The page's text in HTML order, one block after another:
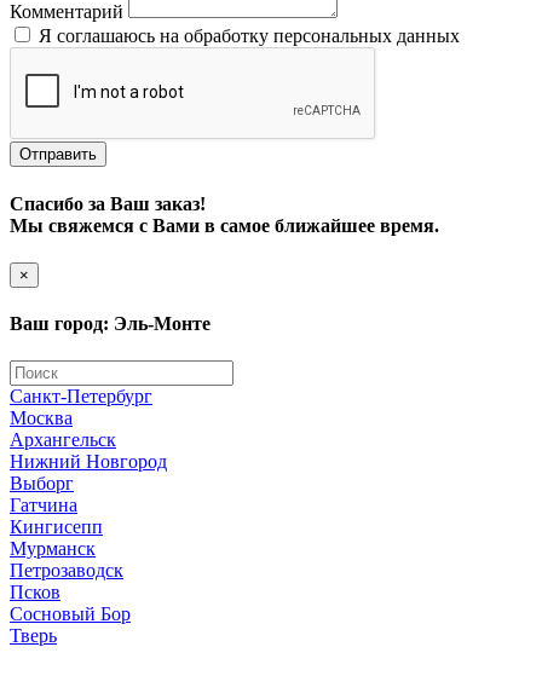
Комментарий
Я соглашаюсь на обработку персональных данных
Отправить
Спасибо за Ваш заказ!
Мы свяжемся с Вами в самое ближайшее время.
×
Ваш город: Эль-Монте
Санкт-Петербург
Москва
Архангельск
Нижний Новгород
Выборг
Гатчина
Кингисепп
Мурманск
Петрозаводск
Псков
Сосновый Бор
Тверь